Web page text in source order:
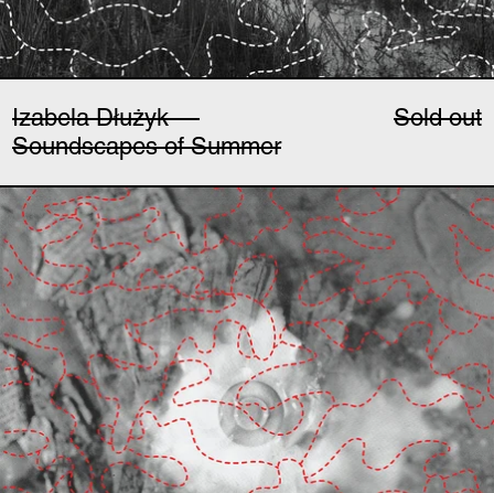
Izabela Dłużyk —
Soundscapes of Summer
Sold out
Artificial Memory